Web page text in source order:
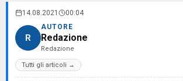
14.08.2021 00:04
R
AUTORE
Redazione
Redazione
Tutti gli articoli →